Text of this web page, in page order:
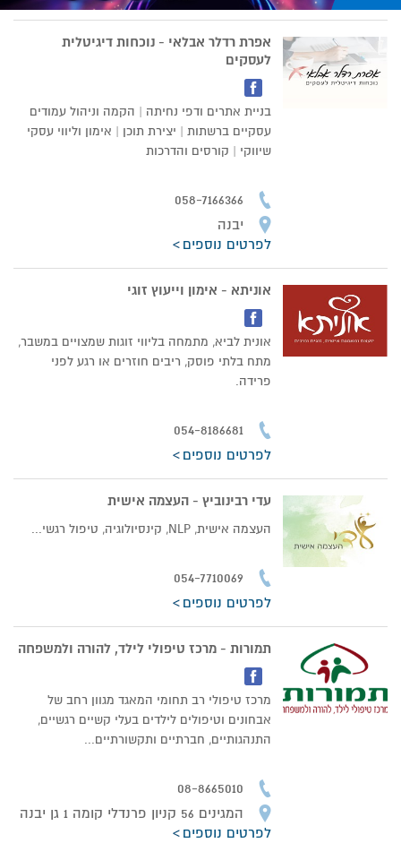
אפרת רדלר אבלאי - נוכחות דיגיטלית
לעסקים
בניית אתרים ודפי נחיתה | הקמה וניהול עמודים
עסקיים ברשתות | יצירת תוכן | אימון וליווי עסקי
שיווקי | קורסים והדרכות
058-7166366
יבנה
לפרטים נוספים
אוניתא - אימון וייעוץ זוגי
אונית לביא, מתמחה בליווי זוגות שמצויים במשבר,
מתח בלתי פוסק, ריבים חוזרים או רגע לפני
פרידה.
054-8186681
לפרטים נוספים
עדי רבינוביץ - העצמה אישית
העצמה אישית, NLP, קינסיולוגיה, טיפול רגשי...
054-7710069
לפרטים נוספים
תמורות - מרכז טיפולי לילד, להורה ולמשפחה
מרכז טיפולי רב תחומי המאגד מגוון רחב של
אבחונים וטיפולים לילדים בעלי קשיים רגשיים,
התנהגותיים, חברתיים ותקשורתיים...
08-8665010
המגינים 56 קניון פרנדלי קומה 1 גן יבנה
לפרטים נוספים